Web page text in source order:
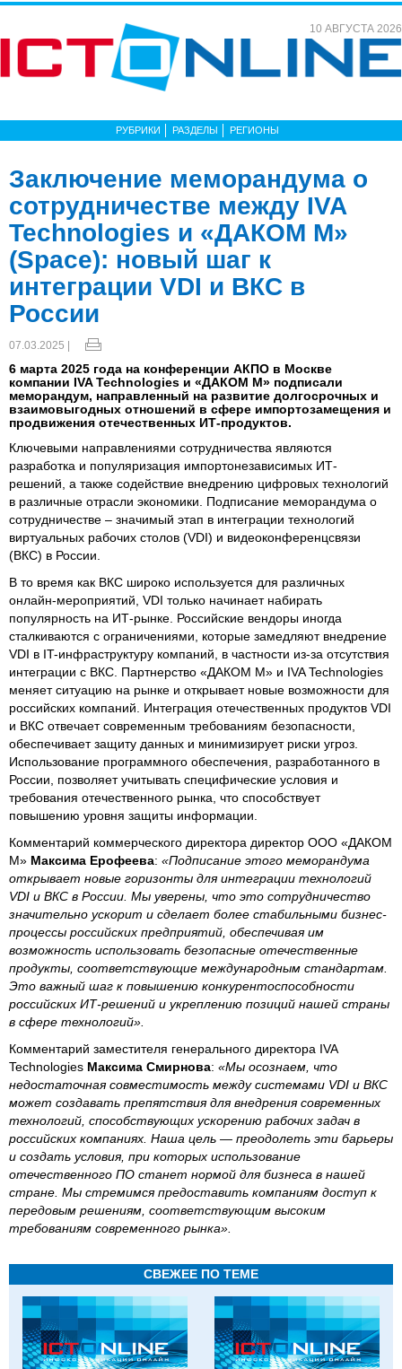
10 АВГУСТА 2026
РУБРИКИ РАЗДЕЛЫ РЕГИОНЫ
Заключение меморандума о
сотрудничестве между IVA
Technologies и «ДАКОМ М»
(Space): новый шаг к
интеграции VDI и ВКС в
России
07.03.2025 |
6 марта 2025 года на конференции АКПО в Москве
компании IVA Technologies и «ДАКОМ М» подписали
меморандум, направленный на развитие долгосрочных и
взаимовыгодных отношений в сфере импортозамещения и
продвижения отечественных ИТ-продуктов.
Ключевыми направлениями сотрудничества являются
разработка и популяризация импортонезависимых ИТ-
решений, а также содействие внедрению цифровых технологий
в различные отрасли экономики. Подписание меморандума о
сотрудничестве – значимый этап в интеграции технологий
виртуальных рабочих столов (VDI) и видеоконференцсвязи
(ВКС) в России.
В то время как ВКС широко используется для различных
онлайн-мероприятий, VDI только начинает набирать
популярность на ИТ-рынке. Российские вендоры иногда
сталкиваются с ограничениями, которые замедляют внедрение
VDI в IT-инфраструктуру компаний, в частности из-за отсутствия
интеграции с ВКС. Партнерство «ДАКОМ М» и IVA Technologies
меняет ситуацию на рынке и открывает новые возможности для
российских компаний. Интеграция отечественных продуктов VDI
и ВКС отвечает современным требованиям безопасности,
обеспечивает защиту данных и минимизирует риски угроз.
Использование программного обеспечения, разработанного в
России, позволяет учитывать специфические условия и
требования отечественного рынка, что способствует
повышению уровня защиты информации.
Комментарий коммерческого директора директор ООО «ДАКОМ
М» Максима Ерофеева: «Подписание этого меморандума
открывает новые горизонты для интеграции технологий
VDI и ВКС в России. Мы уверены, что это сотрудничество
значительно ускорит и сделает более стабильными бизнес-
процессы российских предприятий, обеспечивая им
возможность использовать безопасные отечественные
продукты, соответствующие международным стандартам.
Это важный шаг к повышению конкурентоспособности
российских ИТ-решений и укреплению позиций нашей страны
в сфере технологий».
Комментарий заместителя генерального директора IVA
Technologies Максима Смирнова: «Мы осознаем, что
недостаточная совместимость между системами VDI и ВКС
может создавать препятствия для внедрения современных
технологий, способствующих ускорению рабочих задач в
российских компаниях. Наша цель — преодолеть эти барьеры
и создать условия, при которых использование
отечественного ПО станет нормой для бизнеса в нашей
стране. Мы стремимся предоставить компаниям доступ к
передовым решениям, соответствующим высоким
требованиям современного рынка».
СВЕЖЕЕ ПО ТЕМЕ